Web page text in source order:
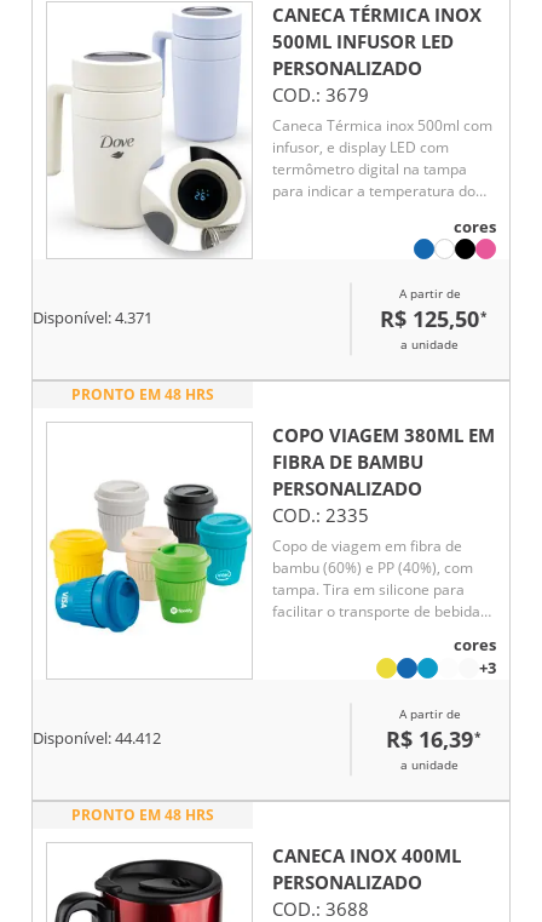
CANECA TÉRMICA INOX
500ML INFUSOR LED
PERSONALIZADO
COD.: 3679
Caneca Térmica inox 500ml com
infusor, e display LED com
termômetro digital na tampa
para indicar a temperatura do
cores
Disponível:4.371
A partir de
R$ 125,50*
a unidade
PRONTO EM 48 HRS
COPO VIAGEM 380ML EM
FIBRA DE BAMBU
PERSONALIZADO
COD.: 2335
Copo de viagem em fibra de
bambu (60%) e PP (40%), com
tampa. Tira em silicone para
facilitar o transporte de bebidas
cores
+3
Disponível:44.412
A partir de
R$ 16,39*
a unidade
PRONTO EM 48 HRS
CANECA INOX 400ML
PERSONALIZADO
COD.: 3688